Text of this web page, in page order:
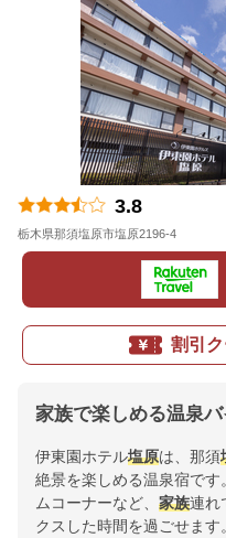
3.8
栃木県那須塩原市塩原2196-4
割引
家族で楽しめる温泉
伊東園ホテル塩原は、那須
絶景を楽しめる温泉宿で
ムコーナーなど、 家族連れ
クスした時間を過ごせま